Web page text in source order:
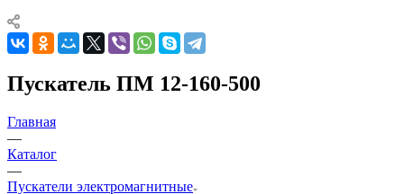
Пускатель ПМ 12-160-500
Главная
—
Каталог
—
Пускатели электромагнитные